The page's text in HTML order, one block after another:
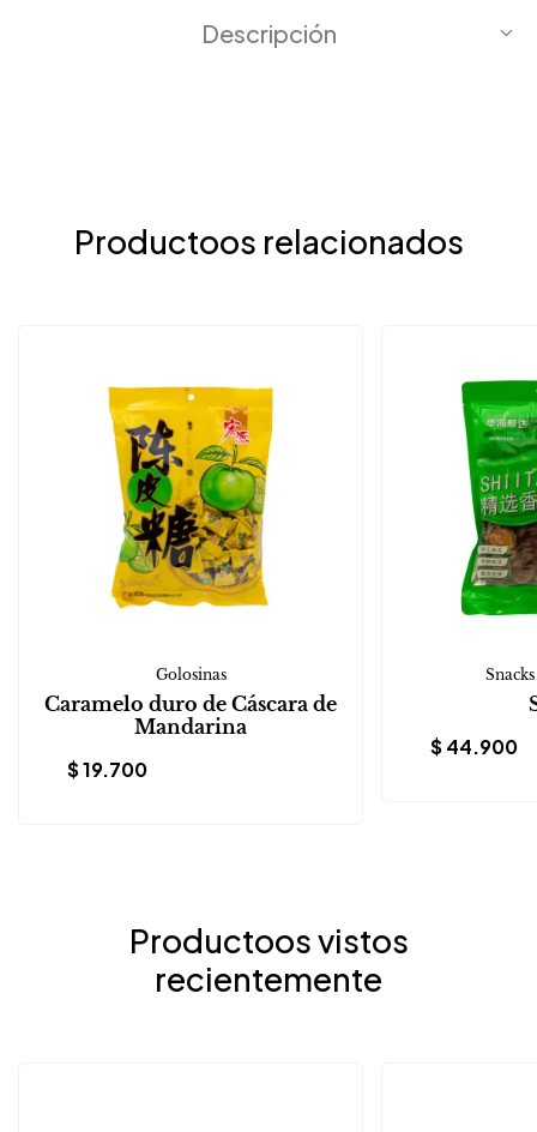
Descripción
Productoos relacionados
Golosinas
Caramelo duro de Cáscara de
Mandarina
$19.700
$44.900
Productoos vistos
recientemente